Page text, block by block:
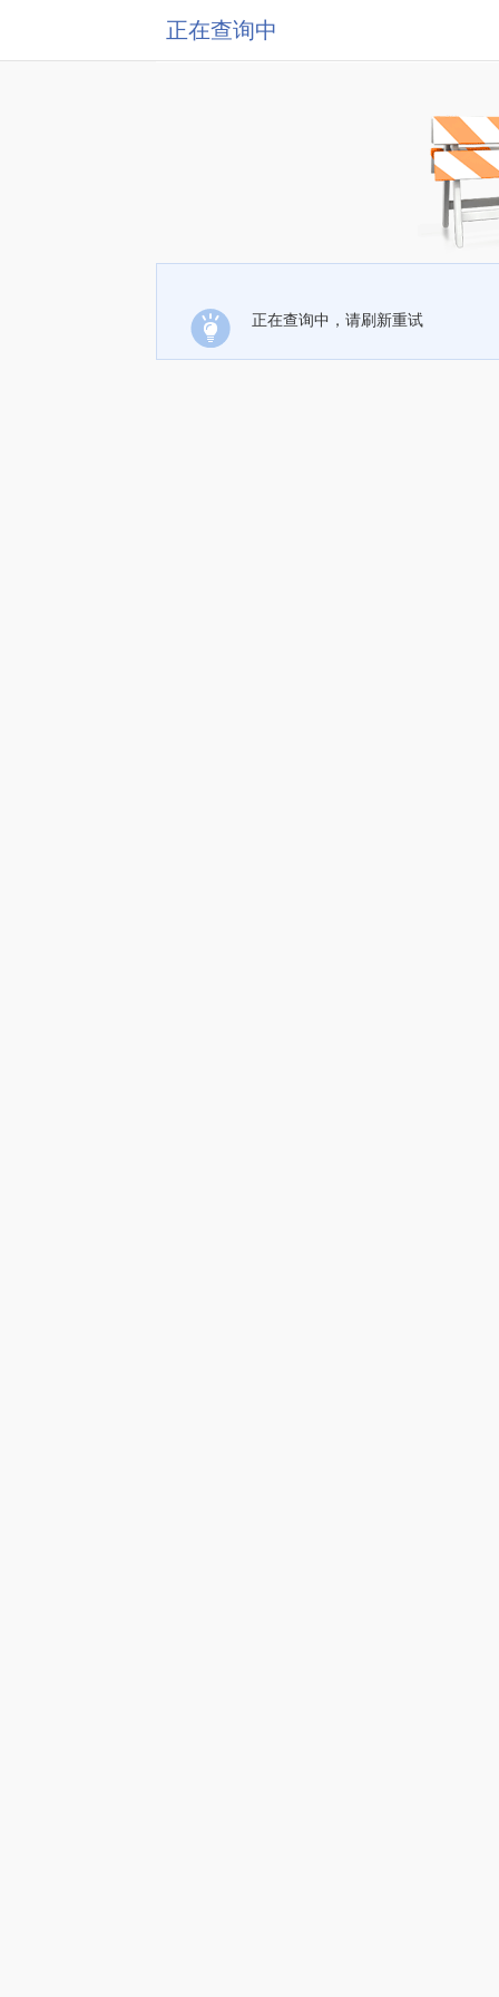
正在查询中
正在查询中，请刷新重试